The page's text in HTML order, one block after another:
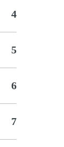
4
5
6
7